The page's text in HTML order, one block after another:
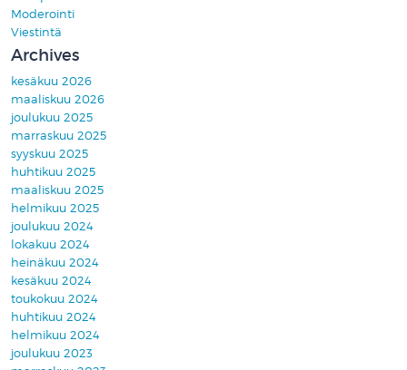
Moderointi
Viestintä
Archives
kesäkuu 2026
maaliskuu 2026
joulukuu 2025
marraskuu 2025
syyskuu 2025
huhtikuu 2025
maaliskuu 2025
helmikuu 2025
joulukuu 2024
lokakuu 2024
heinäkuu 2024
kesäkuu 2024
toukokuu 2024
huhtikuu 2024
helmikuu 2024
joulukuu 2023